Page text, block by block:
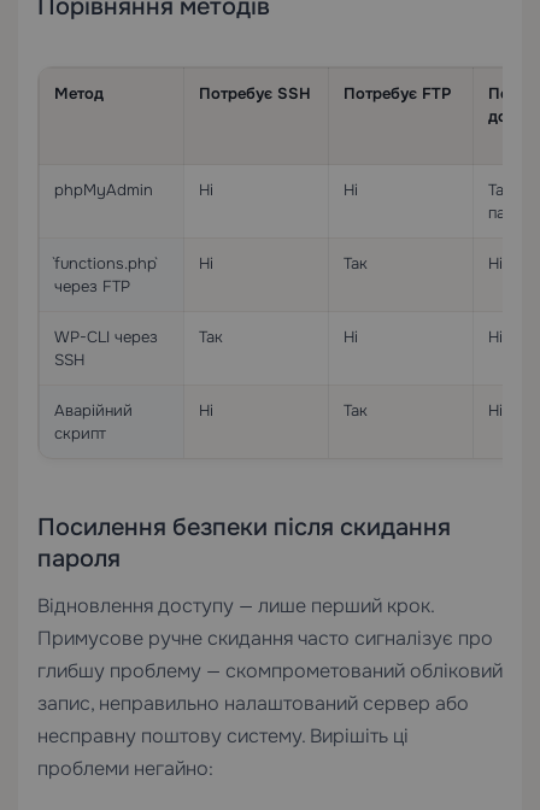
Порівняння методів
Метод Потребує SSH Потребує FTP
phpMyAdmin Ні Ні
Так
`functions.php`
через FTP
Ні Так Ні
WP-CLI через
SSH
Так Ні Ні
Аварійний
скрипт
Ні Так Ні
Посилення безпеки після скидання
пароля
Відновлення доступу — лише перший крок.
Примусове ручне скидання часто сигналізує про
глибшу проблему — скомпрометований обліковий
запис, неправильно налаштований сервер або
несправну поштову систему. Вирішіть ці
проблеми негайно: